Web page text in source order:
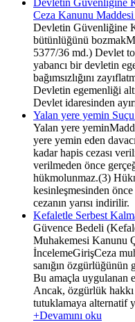
Ceza Kanunu Maddesi
Devletin Güvenliğine
bütünlüğünü
5377/36 md.) Devlet
yabancı bir devletin
bağımsızlığını
Devletin egemenliği
Devlet idaresinden
Yalan yere yemin Suçu
Yalan yere
yere yemin eden
kadar hapis cezası
verilmeden önce
hükmolunmaz.(3)
kesinleşmesinden
cezanın yarısı indirilir.
Kefaletle Serbest
Güvence Bedeli
Muhakemesi Kanunu
İncelemeGirişCeza
sanığın özgürlüğünün
Bu amaçla uygulanan
Ancak, özgürlük
tutuklamaya alternatif
+Devamını oku